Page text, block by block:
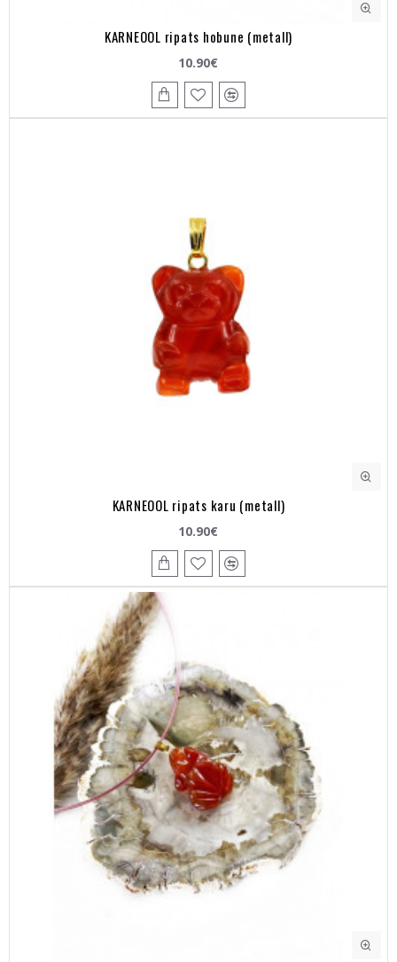
KARNEOOL ripats hobune (metall)
10.90€
KARNEOOL ripats karu (metall)
10.90€